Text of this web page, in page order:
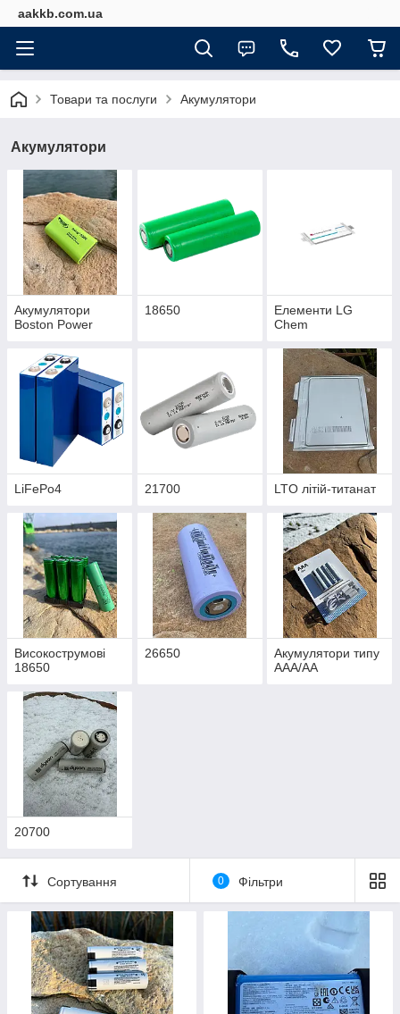
aakkb.com.ua
Товари та послуги Акумулятори
Акумулятори
Акумулятори
Boston Power
18650
Елементи LG
Chem
LiFePo4 21700 LTO літій-титанат
Високострумові
18650
26650
Акумулятори типу
AAA/AA
20700
Сортування 0 Фільтри